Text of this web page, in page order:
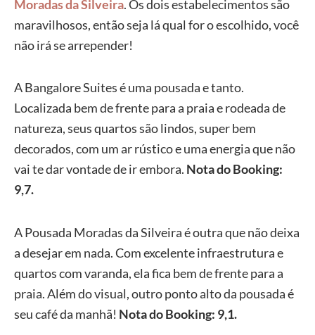
Moradas da Silveira. Os dois estabelecimentos são
maravilhosos, então seja lá qual for o escolhido, você
não irá se arrepender!
A Bangalore Suites é uma pousada e tanto.
Localizada bem de frente para a praia e rodeada de
natureza, seus quartos são lindos, super bem
decorados, com um ar rústico e uma energia que não
vai te dar vontade de ir embora. Nota do Booking:
9,7.
A Pousada Moradas da Silveira é outra que não deixa
a desejar em nada. Com excelente infraestrutura e
quartos com varanda, ela fica bem de frente para a
praia. Além do visual, outro ponto alto da pousada é
seu café da manhã! Nota do Booking: 9,1.